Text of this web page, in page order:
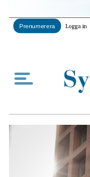
Prenumerera Logga in